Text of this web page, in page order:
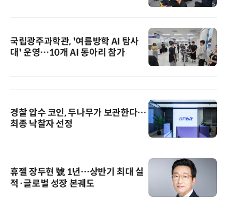
국립광주과학관, '여름방학 AI 탐사
대' 운영…10개 AI 동아리 참가
경찰 압수 코인, 두나무가 보관한다…
최종 낙찰자 선정
휴젤 장두현 號 1년…상반기 최대 실
적·글로벌 성장 본궤도